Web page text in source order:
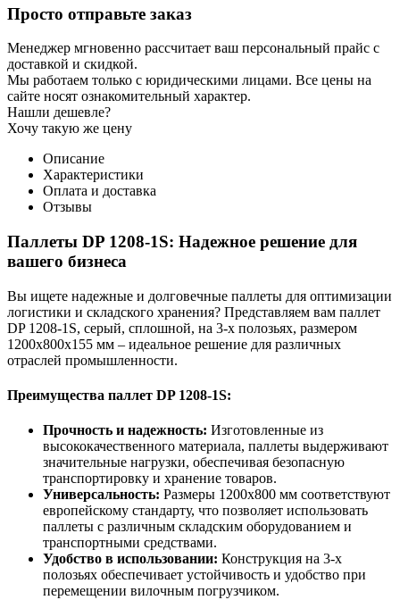
Просто отправьте заказ
Менеджер мгновенно рассчитает ваш персональный прайс с
доставкой и скидкой.
Мы работаем только с юридическими лицами. Все цены на
сайте носят ознакомительный характер.
Нашли дешевле?
Хочу такую же цену
Описание
Характеристики
Оплата и доставка
Отзывы
Паллеты DP 1208-1S: Надежное решение для
вашего бизнеса
Вы ищете надежные и долговечные паллеты для оптимизации
логистики и складского хранения? Представляем вам паллет
DP 1208-1S, серый, сплошной, на 3-х полозьях, размером
1200х800х155 мм – идеальное решение для различных
отраслей промышленности.
Преимущества паллет DP 1208-1S:
Прочность и надежность: Изготовленные из
высококачественного материала, паллеты выдерживают
значительные нагрузки, обеспечивая безопасную
транспортировку и хранение товаров.
Универсальность: Размеры 1200х800 мм соответствуют
европейскому стандарту, что позволяет использовать
паллеты с различным складским оборудованием и
транспортными средствами.
Удобство в использовании: Конструкция на 3-х
полозьях обеспечивает устойчивость и удобство при
перемещении вилочным погрузчиком.